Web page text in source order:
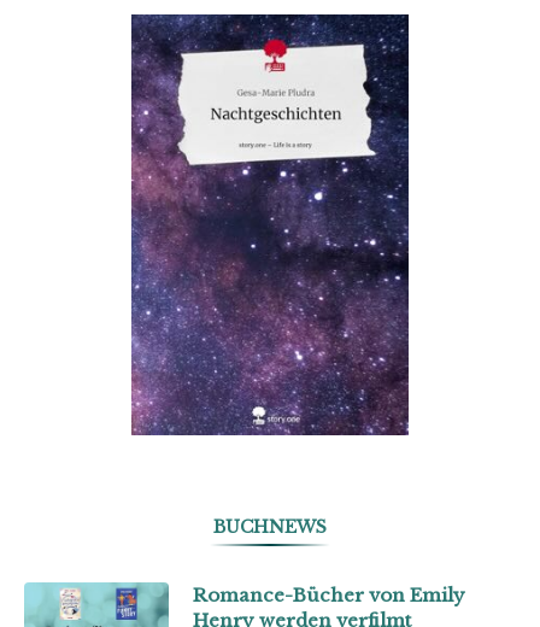
BUCHNEWS
Romance-Bücher von Emily
Henry werden verfilmt